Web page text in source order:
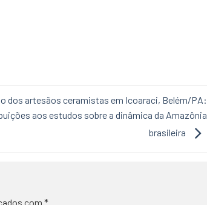
dos artesãos ceramistas em Icoaraci, Belém/PA:
aos estudos sobre a dinâmica da Amazônia
brasileira
com *